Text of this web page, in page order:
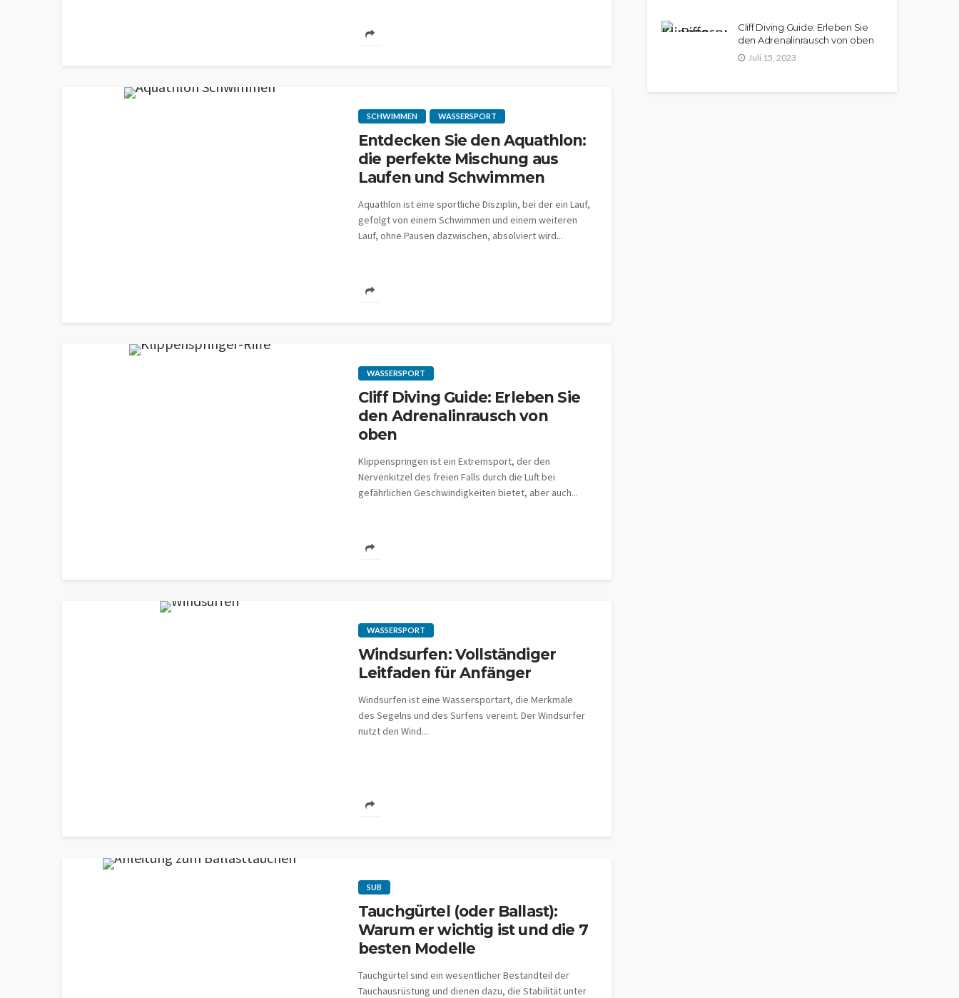
SCHWIMMEN WASSERSPORT
Entdecken Sie den Aquathlon:
die perfekte Mischung aus
Laufen und Schwimmen
Aquathlon ist eine sportliche Disziplin, bei der ein Lauf,
gefolgt von einem Schwimmen und einem weiteren
Lauf, ohne Pausen dazwischen, absolviert wird...
WASSERSPORT
Cliff Diving Guide: Erleben Sie
den Adrenalinrausch von
oben
Klippenspringen ist ein Extremsport, der den
Nervenkitzel des freien Falls durch die Luft bei
gefährlichen Geschwindigkeiten bietet, aber auch...
WASSERSPORT
Windsurfen: Vollständiger
Leitfaden für Anfänger
Windsurfen ist eine Wassersportart, die Merkmale
des Segelns und des Surfens vereint. Der Windsurfer
nutzt den Wind...
SUB
Tauchgürtel (oder Ballast):
Warum er wichtig ist und die 7
besten Modelle
Tauchgürtel sind ein wesentlicher Bestandteil der
Tauchausrüstung und dienen dazu, die Stabilität unter
Cliff Diving Guide: Erleben Sie
den Adrenalinrausch von oben
Juli 15, 2023